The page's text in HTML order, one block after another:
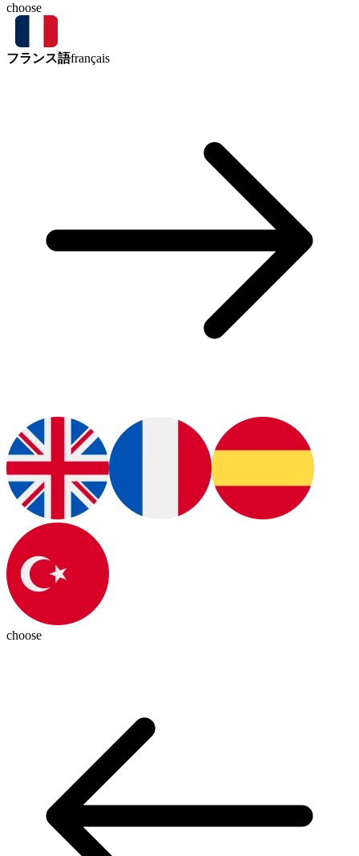
choose
フランス語français
choose